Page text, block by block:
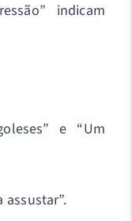
indicam
e “Um